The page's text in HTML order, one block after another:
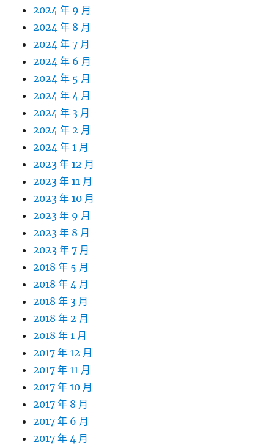
2024 年 9 月
2024 年 8 月
2024 年 7 月
2024 年 6 月
2024 年 5 月
2024 年 4 月
2024 年 3 月
2024 年 2 月
2024 年 1 月
2023 年 12 月
2023 年 11 月
2023 年 10 月
2023 年 9 月
2023 年 8 月
2023 年 7 月
2018 年 5 月
2018 年 4 月
2018 年 3 月
2018 年 2 月
2018 年 1 月
2017 年 12 月
2017 年 11 月
2017 年 10 月
2017 年 8 月
2017 年 6 月
2017 年 4 月